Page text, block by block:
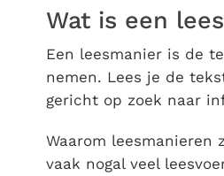
Wat is een
Een leesmanier is de
nemen. Lees je de
gericht op zoek naar
Waarom leesmanieren
vaak nogal veel